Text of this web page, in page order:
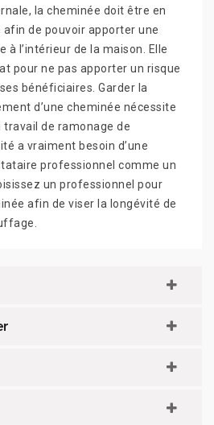
la cheminée doit être en
de pouvoir apporter une
l’intérieur de la maison. Elle
pour ne pas apporter un risque
bénéficiaires. Garder la
d’une cheminée nécessite
travail de ramonage de
a vraiment besoin d’une
professionnel comme un
un professionnel pour
afin de viser la longévité de